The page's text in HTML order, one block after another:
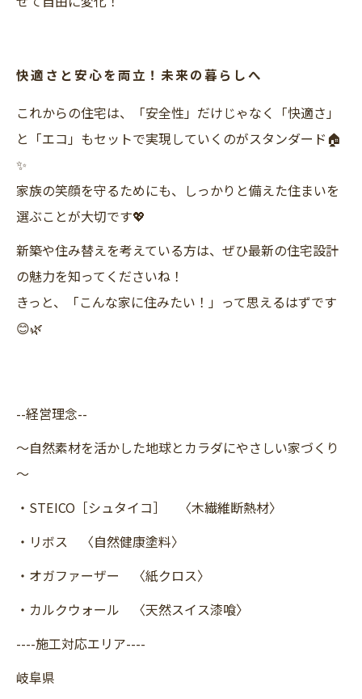
快適さと安心を両立！未来の暮らしへ
これからの住宅は、「安全性」だけじゃなく「快適さ」
と「エコ」もセットで実現していくのがスタンダード🏠
✨
家族の笑顔を守るためにも、しっかりと備えた住まいを
選ぶことが大切です💖
新築や住み替えを考えている方は、ぜひ最新の住宅設計
の魅力を知ってくださいね！
きっと、「こんな家に住みたい！」って思えるはずです
😊🌿
--経営理念--
～自然素材を活かした地球とカラダにやさしい家づくり
～
・STEICO［シュタイコ］ 〈木繊維断熱材〉
・リボス 〈自然健康塗料〉
・オガファーザー 〈紙クロス〉
・カルクウォール 〈天然スイス漆喰〉
----施工対応エリア----
岐阜県